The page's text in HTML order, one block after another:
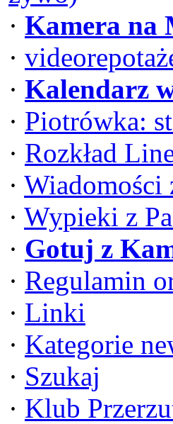
· Kamera na
·
· Kalendarz
· Piotrówka:
· Rozkład
·
· Wypieki z
· Gotuj z
· Regulamin
· Linki
· Kategorie
· Szukaj
· Klub